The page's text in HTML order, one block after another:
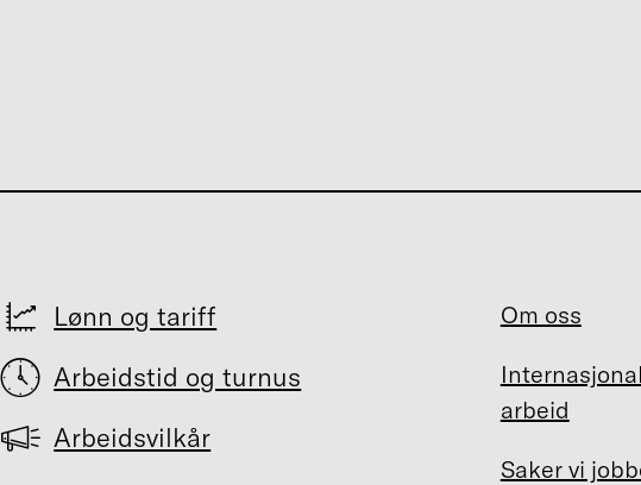
Lønn og tariff
Arbeidstid og turnus
Arbeidsvilkår
Om oss
arbeid
Saker vi